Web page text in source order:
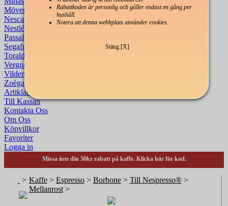
Mövenpick
Nescafé
Nestlé
Passalacqua
Segafredo
Toraldo
Vergnano
Vildenes
Zoégas
Artiklar & Nyheter
Till Kassan
Kontakta Oss
Om Oss
Köpvillkor
Favoriter
Logga in
Missa inte din 50kr rabatt på kaffe. Klicka här för kod.
> Kaffe> Espresso> Borbone> Till Nespresso®>
Mellanrost>
Rabattkoden är personlig och gäller endast en gång per
hushåll.
Notera att denna webbplats använder cookies.
Stäng [X]